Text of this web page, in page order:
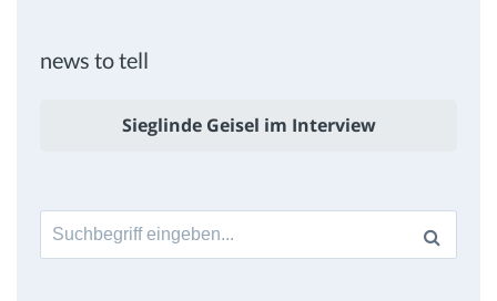
news to tell
Sieglinde Geisel im Interview
Suche
nach: